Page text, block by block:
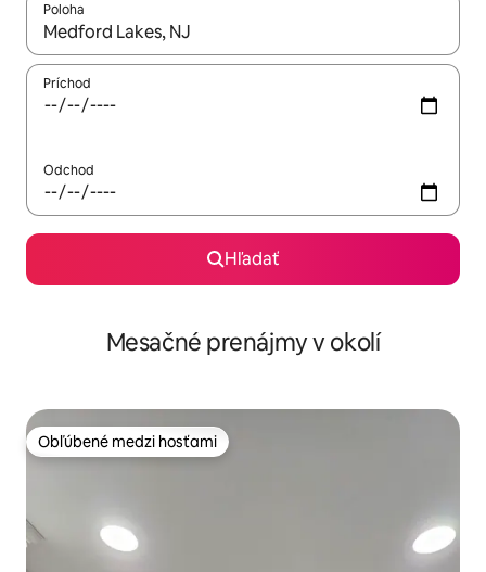
Poloha
Keď budú výsledky k dispozícii, môžete si ich prechádzať
Príchod
Odchod
Hľadať
Mesačné prenájmy v okolí
Obľúbené medzi hosťami
Obľúbené medzi hosťami